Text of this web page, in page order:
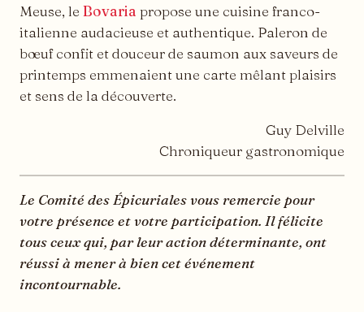
Meuse, le Bovaria propose une cuisine franco-
italienne audacieuse et authentique. Paleron de
bœuf confit et douceur de saumon aux saveurs de
printemps emmenaient une carte mêlant plaisirs
et sens de la découverte.
Guy Delville
Chroniqueur gastronomique
Le Comité des Épicuriales vous remercie pour
votre présence et votre participation. Il félicite
tous ceux qui, par leur action déterminante, ont
réussi à mener à bien cet événement
incontournable.